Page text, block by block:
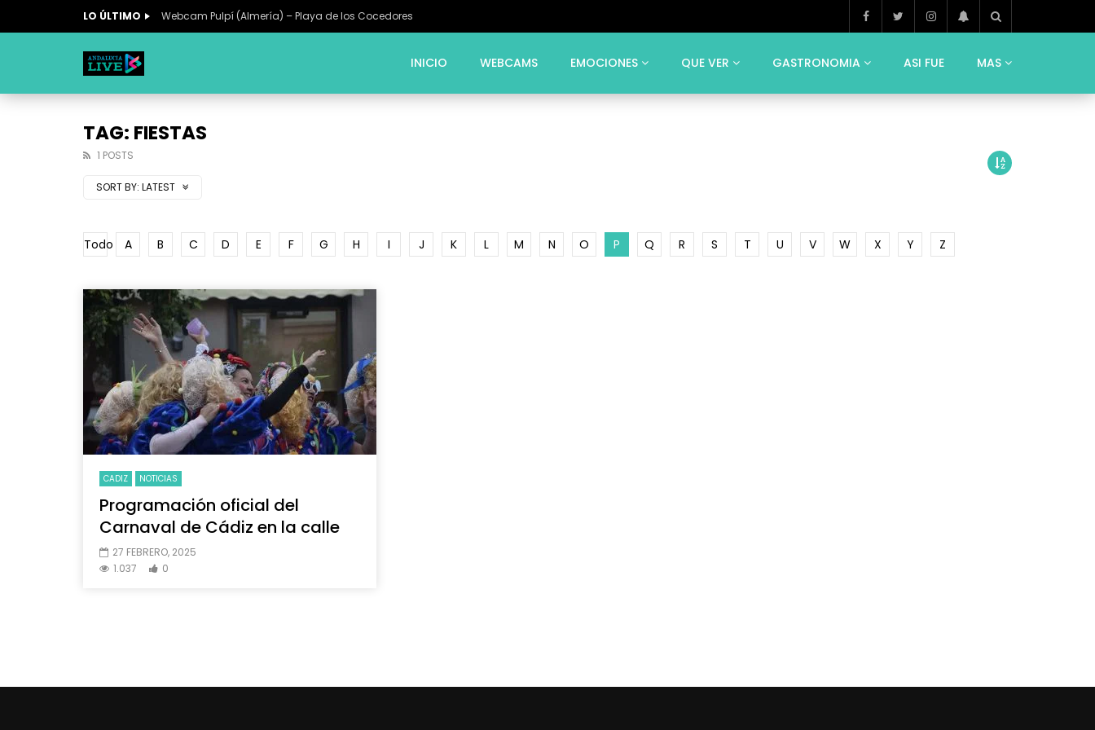
LO ÚLTIMO Webcam Pulpí (Almería) – Playa de los Cocedores
INICIO WEBCAMS EMOCIONES QUE VER GASTRONOMIA ASI FUE MAS
TAG: FIESTAS
1 POSTS
SORT BY: LATEST
Todo A B C D E F G H I J K L M N O P Q R S T U V W X Y Z
CADIZ NOTICIAS
Programación oficial del
Carnaval de Cádiz en la calle
27 FEBRERO, 2025
1.037
0